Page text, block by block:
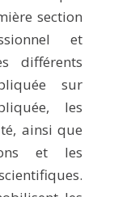
section
et
différents
sur
les
ainsi que
et les